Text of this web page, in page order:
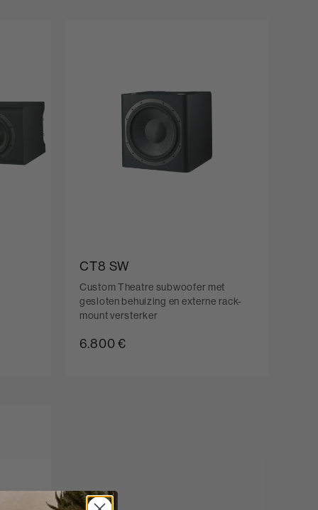
CT8 SW
Custom Theatre subwoofer met
gesloten behuizing en externe rack-
mount versterker
6.800 €